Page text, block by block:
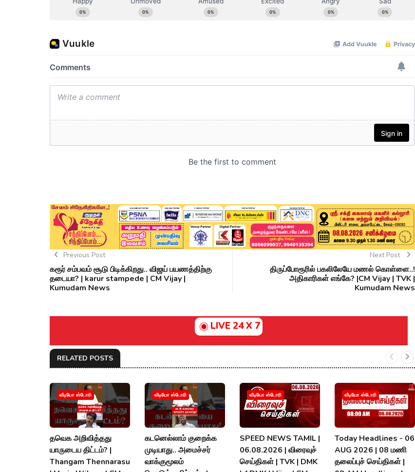
Previous Post
கரூர் சம்பவம் சூடு பிடிக்கிறது.. விஜய் பயணத்திற்கு
தடையா? | karur stampede | CM Vijay |
Kumudam News
Next Post
திருப்போரூரில் பகலிலேயே மணல் கொள்ளை..!
அதிகாரிகள் எங்கே? |CM Vijay | TVK |
Kumudam News
LIVE 24 X 7
RELATED POSTS
வீடியோ ஸ்டோரி
தவெக அறிவித்தது
யாருடைய திட்டம்? |
Thangam Thennarasu
வீடியோ ஸ்டோரி
கடனெல்லாம் குறைக்க
முடியாது.. அமைச்சர்
வாக்குமூலம்
வீடியோ ஸ்டோரி
SPEED NEWS TAMIL |
06.08.2026 | விரைவுச்
செய்திகள் | TVK | DMK
வீடியோ ஸ்டோரி
Today Headlines - 06
AUG 2026 | 08 மணி
தலைப்புச் செய்திகள் |